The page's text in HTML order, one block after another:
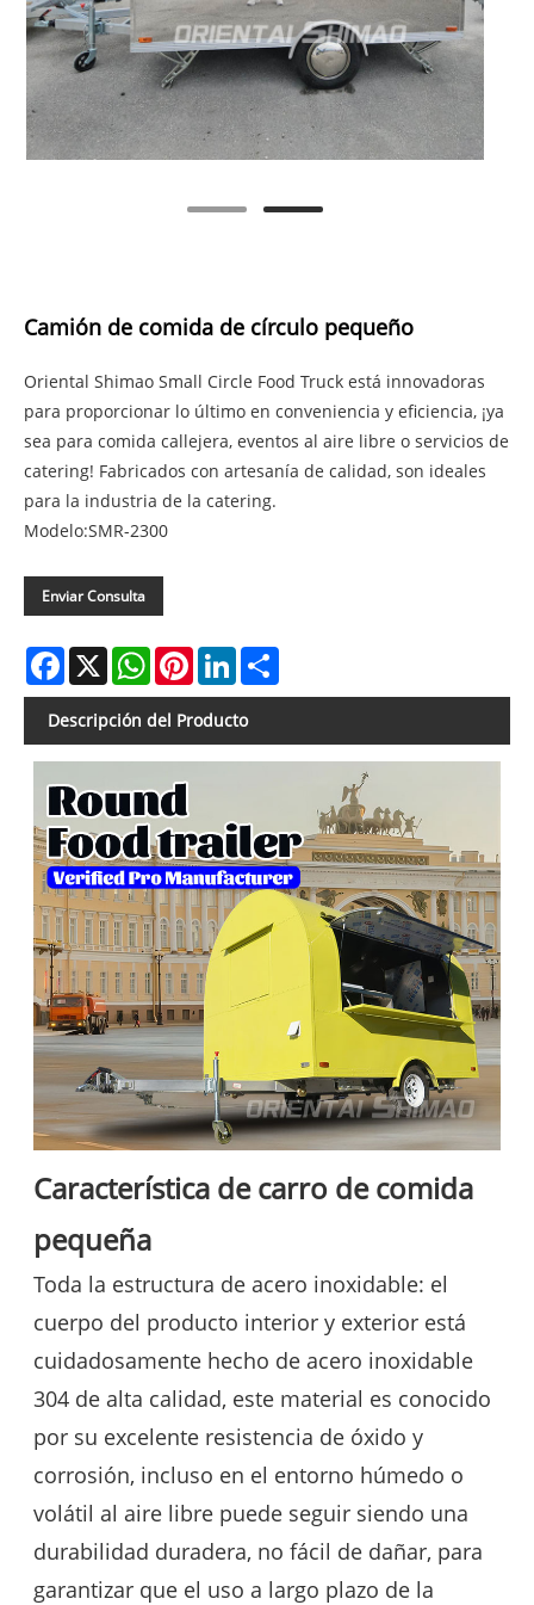
Camión de comida de círculo pequeño
Oriental Shimao Small Circle Food Truck está innovadoras
para proporcionar lo último en conveniencia y eficiencia, ¡ya
sea para comida callejera, eventos al aire libre o servicios de
catering! Fabricados con artesanía de calidad, son ideales
para la industria de la catering.
Modelo:SMR-2300
Enviar Consulta
Facebook
X WhatsAppPinterestLinkedIn
Descripción del Producto
Característica de carro de comida
pequeña
Toda la estructura de acero inoxidable: el
cuerpo del producto interior y exterior está
cuidadosamente hecho de acero inoxidable
304 de alta calidad, este material es conocido
por su excelente resistencia de óxido y
corrosión, incluso en el entorno húmedo o
volátil al aire libre puede seguir siendo una
durabilidad duradera, no fácil de dañar, para
garantizar que el uso a largo plazo de la